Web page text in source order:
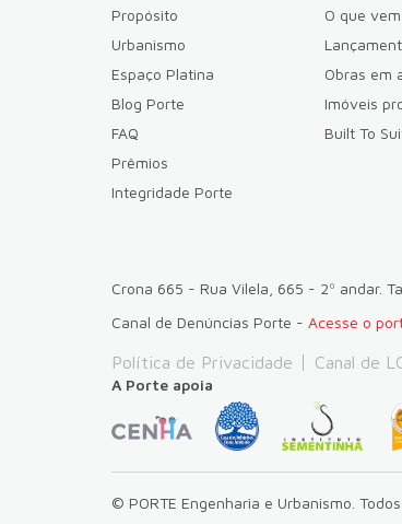
Propósito
Urbanismo
Espaço Platina
Blog Porte
FAQ
Prêmios
Integridade Porte
O que
Obras em
Imóveis
Built To
Crona 665 - Rua Vilela, 665 - 2º andar.
Canal de Denúncias Porte - Acesse o
Política de Privacidade Canal de
A Porte apoia
© PORTE Engenharia e Urbanismo.